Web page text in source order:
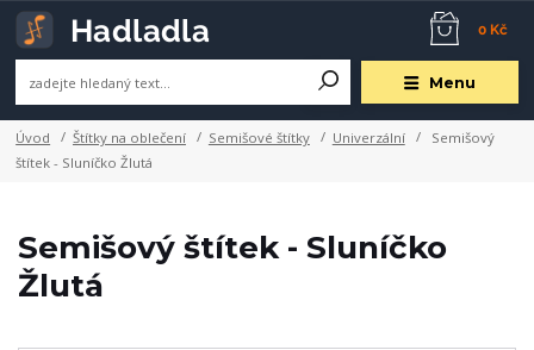
Menu
0 Kč
Úvod Štítky na oblečení Semišové štítky Univerzální
Semišový
štítek - Sluníčko Žlutá
Semišový štítek - Sluníčko
Žlutá